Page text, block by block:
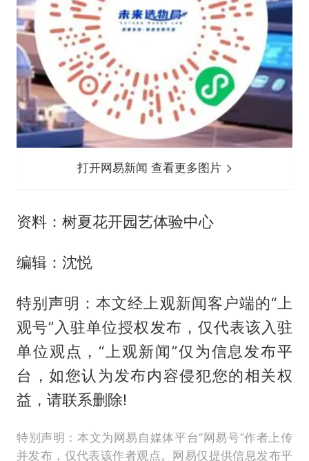
打开网易新闻 查看更多图片
资料：树夏花开园艺体验中心
编辑：沈悦
特别声明：本文经上观新闻客户端的“上
观号”入驻单位授权发布，仅代表该入驻
单位观点，“上观新闻”仅为信息发布平
台，如您认为发布内容侵犯您的相关权
益，请联系删除!
特别声明：本文为网易自媒体平台“网易号”作者上传
并发布，仅代表该作者观点。网易仅提供信息发布平